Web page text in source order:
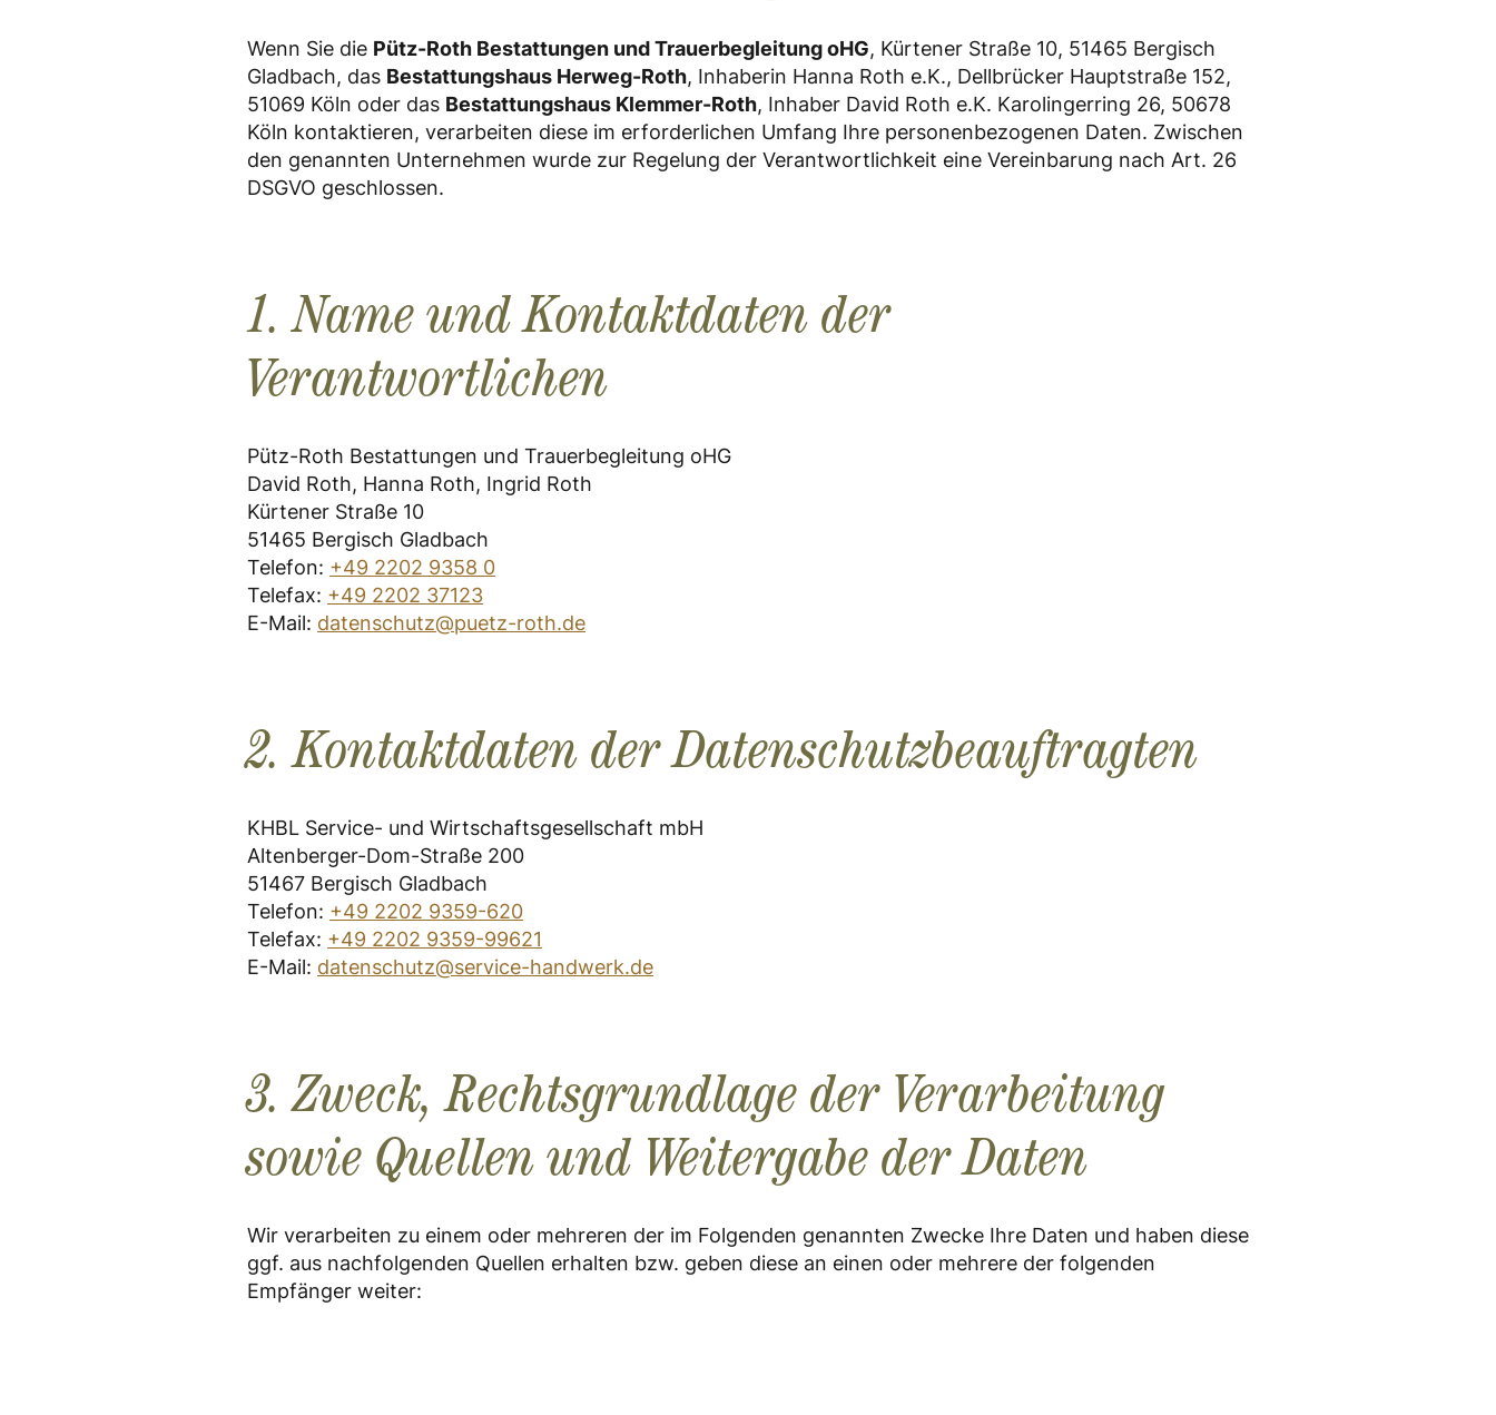
Wenn Sie die Pütz-Roth Bestattungen und Trauerbegleitung oHG, Kürtener Straße 10, 51465 Bergisch
Gladbach, das Bestattungshaus Herweg-Roth, Inhaberin Hanna Roth e.K., Dellbrücker Hauptstraße 152,
51069 Köln oder das Bestattungshaus Klemmer-Roth, Inhaber David Roth e.K. Karolingerring 26, 50678
Köln kontaktieren, verarbeiten diese im erforderlichen Umfang Ihre personenbezogenen Daten. Zwischen
den genannten Unternehmen wurde zur Regelung der Verantwortlichkeit eine Vereinbarung nach Art. 26
DSGVO geschlossen.
1. Name und Kontaktdaten der
Verantwortlichen
Pütz-Roth Bestattungen und Trauerbegleitung oHG
David Roth, Hanna Roth, Ingrid Roth
Kürtener Straße 10
51465 Bergisch Gladbach
Telefon: +49 2202 9358 0
Telefax: +49 2202 37123
E-Mail: datenschutz@puetz-roth.de
2. Kontaktdaten der Datenschutzbeauftragten
KHBL Service- und Wirtschaftsgesellschaft mbH
Altenberger-Dom-Straße 200
51467 Bergisch Gladbach
Telefon: +49 2202 9359-620
Telefax: +49 2202 9359-99621
E-Mail: datenschutz@service-handwerk.de
3. Zweck, Rechtsgrundlage der Verarbeitung
sowie Quellen und Weitergabe der Daten
Wir verarbeiten zu einem oder mehreren der im Folgenden genannten Zwecke Ihre Daten und haben diese
ggf. aus nachfolgenden Quellen erhalten bzw. geben diese an einen oder mehrere der folgenden
Empfänger weiter: